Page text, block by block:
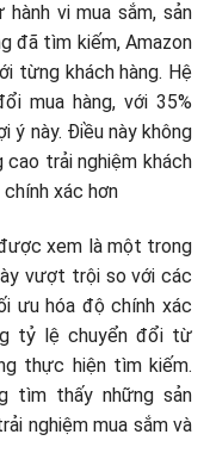
vi mua sắm, sản
đã tìm kiếm, Amazon
từng khách hàng. Hệ
mua hàng, với 35%
ý này. Điều này không
cao trải nghiệm khách
xác hơn​
xem là một trong
vượt trội so với các
ưu hóa độ chính xác
tỷ lệ chuyển đổi từ
thực hiện tìm kiếm.
tìm thấy những sản
nghiệm mua sắm và